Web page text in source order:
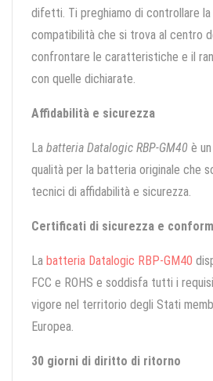
difetti. Ti preghiamo di controllare la
compatibilità che si trova al centro
confrontare le caratteristiche e il
con quelle dichiarate.
Affidabilità e sicurezza
La batteria Datalogic RBP-GM40 è
qualità per la batteria originale che
tecnici di affidabilità e sicurezza.
Certificati di sicurezza e
La batteria Datalogic RBP-GM40
FCC e ROHS e soddisfa tutti i
vigore nel territorio degli Stati
Europea.
30 giorni di diritto di ritorno